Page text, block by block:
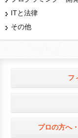
ITと法律
その他
フ
プロの方へ